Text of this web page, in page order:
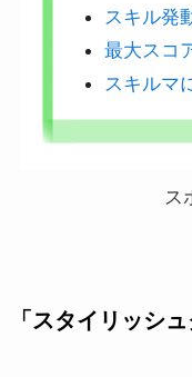
スキル発
最大スコ
スキルマ
ス
「スタイリッシ